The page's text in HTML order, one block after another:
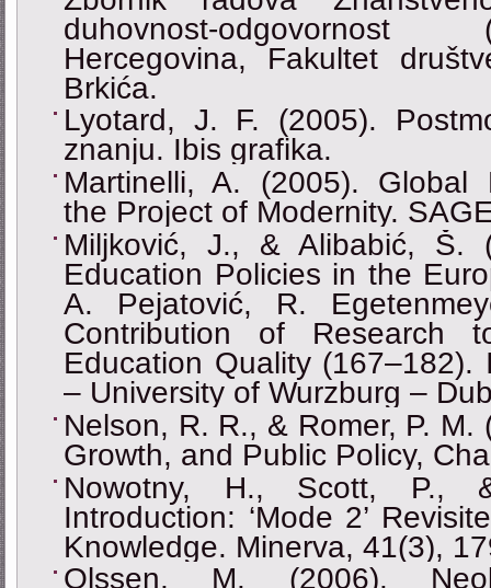
duhovnost-
Hercegovina, Fakultet
Brkića.
Lyotard, J. F. (2005).
znanju. Ibis grafika.
Martinelli, A. (2005). Global
the Project of Modernity.
Miljković, J., & Alibabić, Š.
Education Policies in the
A. Pejatović, R.
Contribution of Research
Education Quality
‒ University of Wurzburg ‒
Nelson, R. R., & Romer, P.
Growth, and Public Policy,
Nowotny, H., Scott, P.,
Introduction: ‘Mode 2’
Knowledge. Minerva, 41(3),
Olssen, M. (2006).